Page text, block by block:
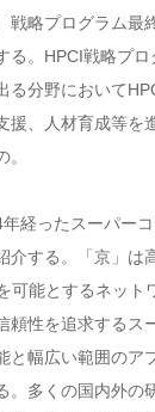
戦略プログラム最
る。HPCI戦略プロ
る分野において
援、人材育成等を
経ったスーパーコ
介する。「京」は
可能とするネット
頼性を追求するス
と幅広い範囲のア
。多くの国内外の